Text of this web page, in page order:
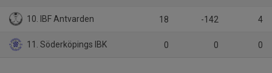
10. IBF Antvarden 18 -142 4
11. Söderköpings IBK 0 0 0